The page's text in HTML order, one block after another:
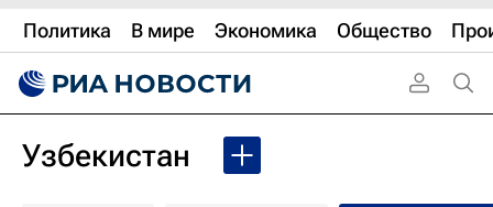
Политика В мире Экономика Общество
Узбекистан